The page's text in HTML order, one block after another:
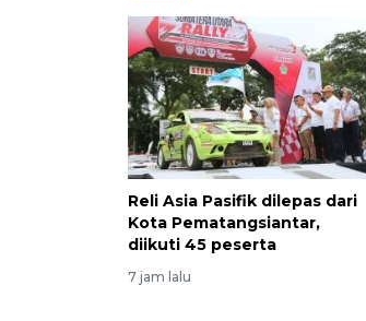
Reli Asia Pasifik dilepas dari
Kota Pematangsiantar,
diikuti 45 peserta
7 jam lalu